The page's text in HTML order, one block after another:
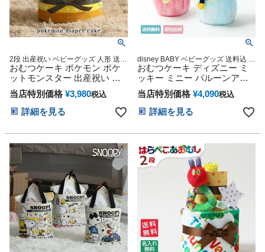
2段 出産祝い ベビーグッズ 人形 送料
無料 刺繍 名入れ 名前入り バスタオ
ル ダイパーケーキ 専門
おむつケーキ ポケモン ポケ
ットモンスター 出産祝い ぬ
いぐるみ ピカチュウ 思い出
赤ちゃん 子供 出産 マタニテ
ィ フォト パパ ママ ベイビー
お父さん お母さん クリスマ
トセット 人気 端午の節句 ひ
な祭り 男の子 女の子
当店特別価格 ¥3,980税込
詳細を見る
disney BABY ベビーグッズ 送料込 電
報 結婚 誕生日 御出産祝い 妊娠祝い
出産記念
おむつケーキ ディズニー ミ
ッキー ミニー バルーンアー
ト
当店特別価格 ¥4,090税込
詳細を見る